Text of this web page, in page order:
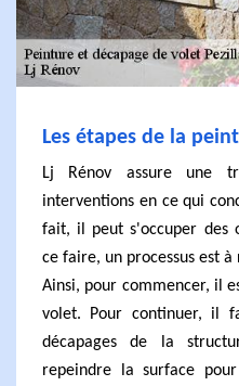
Les étapes de la
Lj Rénov assure une
interventions en ce qui
fait, il peut s'occuper des
ce faire, un processus est
Ainsi, pour commencer, il
volet. Pour continuer, il
décapages de la
repeindre la surface